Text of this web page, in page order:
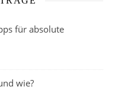
für absolute
wie?